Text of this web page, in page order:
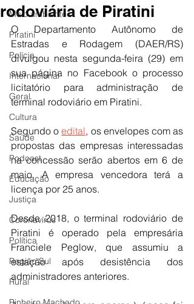
Meio ambiente
Piratini
Polícia
Internacional
Geral
Cultura
Saúde
Podcast
Educação
Justiça
Coronavírus
Política
Região Sul
Rural
rodoviária de Piratini
O Departamento Autônomo de
Estradas e Rodagem (DAER/RS)
divulgou nesta segunda-feira (29) em
sua página no Facebook o processo
licitatório para administração de
terminal rodoviário em Piratini.
Segundo o edital, os envelopes com as
propostas das empresas interessadas
na concessão serão abertos em 6 de
maio. A empresa vencedora terá a
licença por 25 anos.
Desde 2018, o terminal rodoviário de
Piratini é operado pela empresária
Franciele Peglow, que assumiu a
estação após desistência dos
administradores anteriores.